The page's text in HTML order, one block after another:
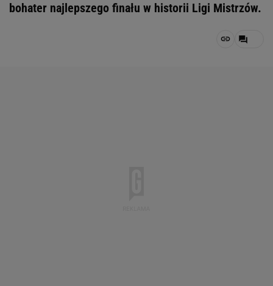
bohater najlepszego finału w historii Ligi Mistrzów.